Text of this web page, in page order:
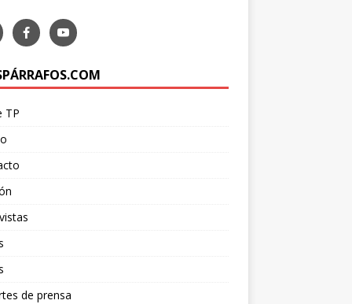
TP
de prensa